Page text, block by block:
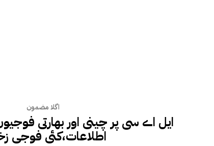
اگلا مضمون
ایل اے سی پر چینی اور بھارتی
اطلاعات،کئی فوجی